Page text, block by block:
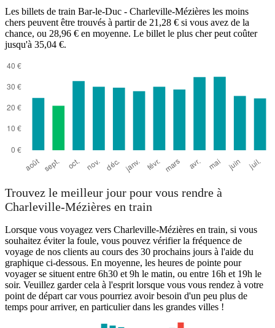
Les billets de train Bar-le-Duc - Charleville-Mézières les moins
chers peuvent être trouvés à partir de 21,28 € si vous avez de la
chance, ou 28,96 € en moyenne. Le billet le plus cher peut coûter
jusqu'à 35,04 €.
Trouvez le meilleur jour pour vous rendre à
Charleville-Mézières en train
Lorsque vous voyagez vers Charleville-Mézières en train, si vous
souhaitez éviter la foule, vous pouvez vérifier la fréquence de
voyage de nos clients au cours des 30 prochains jours à l'aide du
graphique ci-dessous. En moyenne, les heures de pointe pour
voyager se situent entre 6h30 et 9h le matin, ou entre 16h et 19h le
soir. Veuillez garder cela à l'esprit lorsque vous vous rendez à votre
point de départ car vous pourriez avoir besoin d'un peu plus de
temps pour arriver, en particulier dans les grandes villes !